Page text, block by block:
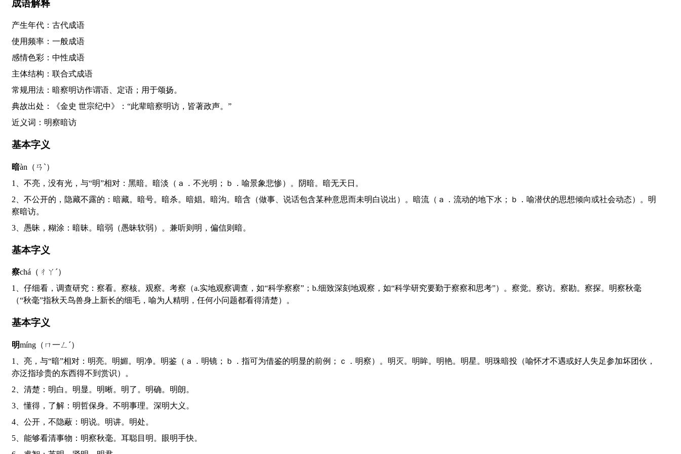
成语解释
产生年代：古代成语
使用频率：一般成语
感情色彩：中性成语
主体结构：联合式成语
常规用法：暗察明访作谓语、定语；用于颂扬。
典故出处：《金史 世宗纪中》：“此辈暗察明访，皆著政声。”
近义词：明察暗访
基本字义
暗àn（ㄢˋ）
1、不亮，没有光，与“明”相对：黑暗。暗淡（ａ．不光明；ｂ．喻景象悲惨）。阴暗。暗无天日。
2、不公开的，隐藏不露的：暗藏。暗号。暗杀。暗娼。暗沟。暗含（做事、说话包含某种意思而未明白说出）。暗流（ａ．流动的地下水；ｂ．喻潜伏的思想倾向或社会动态）。明
察暗访。
3、愚昧，糊涂：暗昧。暗弱（愚昧软弱）。兼听则明，偏信则暗。
基本字义
察chá（ㄔㄚˊ）
1、仔细看，调查研究：察看。察核。观察。考察（a.实地观察调查，如“科学察察”；b.细致深刻地观察，如“科学研究要勤于察察和思考”）。察觉。察访。察勘。察探。明察秋毫
（“秋毫”指秋天鸟兽身上新长的细毛，喻为人精明，任何小问题都看得清楚）。
基本字义
明míng（ㄇ一ㄥˊ）
1、亮，与“暗”相对：明亮。明媚。明净。明鉴（ａ．明镜；ｂ．指可为借鉴的明显的前例；ｃ．明察）。明灭。明眸。明艳。明星。明珠暗投（喻怀才不遇或好人失足参加坏团伙，
亦泛指珍贵的东西得不到赏识）。
2、清楚：明白。明显。明晰。明了。明确。明朗。
3、懂得，了解：明哲保身。不明事理。深明大义。
4、公开，不隐蔽：明说。明讲。明处。
5、能够看清事物：明察秋毫。耳聪目明。眼明手快。